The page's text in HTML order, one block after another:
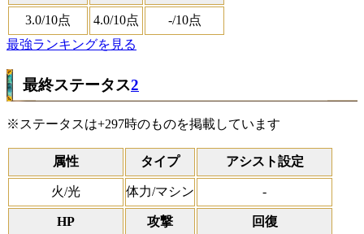
3.0/10点 4.0/10点 -/10点
最強ランキングを見る
最終ステータス2
※ステータスは+297時のものを掲載しています
属性 タイプ アシスト設定
火/光 体力/マシン -
HP 攻撃 回復